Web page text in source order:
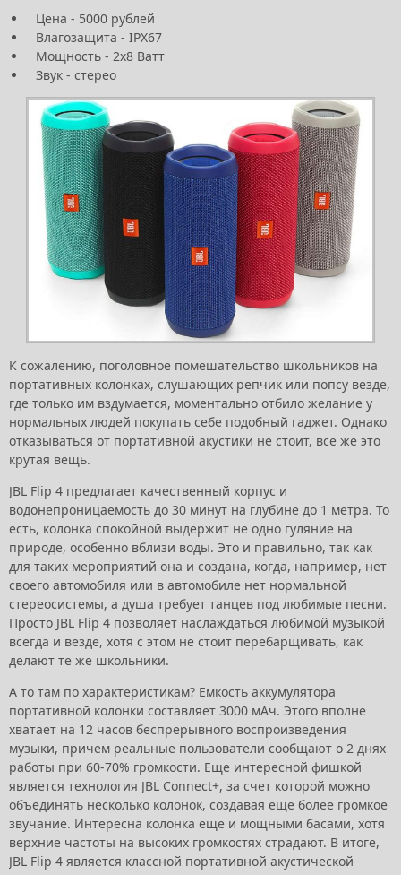
Цена - 5000 рублей
Влагозащита - IPX67
Мощность - 2х8 Ватт
Звук - стерео
К сожалению, поголовное помешательство школьников на
портативных колонках, слушающих репчик или попсу везде,
где только им вздумается, моментально отбило желание у
нормальных людей покупать себе подобный гаджет. Однако
отказываться от портативной акустики не стоит, все же это
крутая вещь.
JBL Flip 4 предлагает качественный корпус и
водонепроницаемость до 30 минут на глубине до 1 метра. То
есть, колонка спокойной выдержит не одно гуляние на
природе, особенно вблизи воды. Это и правильно, так как
для таких мероприятий она и создана, когда, например, нет
своего автомобиля или в автомобиле нет нормальной
стереосистемы, а душа требует танцев под любимые песни.
Просто JBL Flip 4 позволяет наслаждаться любимой музыкой
всегда и везде, хотя с этом не стоит перебарщивать, как
делают те же школьники.
А то там по характеристикам? Емкость аккумулятора
портативной колонки составляет 3000 мАч. Этого вполне
хватает на 12 часов беспрерывного воспроизведения
музыки, причем реальные пользователи сообщают о 2 днях
работы при 60-70% громкости. Еще интересной фишкой
является технология JBL Connect+, за счет которой можно
объединять несколько колонок, создавая еще более громкое
звучание. Интересна колонка еще и мощными басами, хотя
верхние частоты на высоких громкостях страдают. В итоге,
JBL Flip 4 является классной портативной акустической